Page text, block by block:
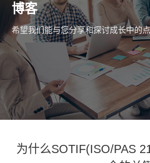
博客
希望我们能与您分享和探讨成长中的
为什么SOTIF(ISO/PAS